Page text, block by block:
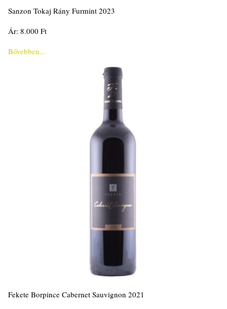
Sanzon Tokaj Rány Furmint 2023
Ár: 8.000 Ft
Bővebben...
Fekete Borpince Cabernet Sauvignon 2021